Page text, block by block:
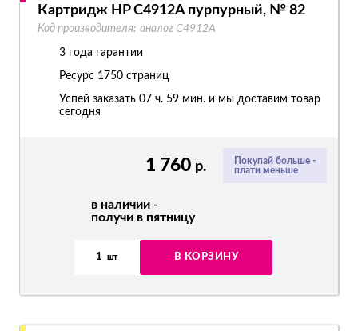
Покупай больше -
плати меньше
1 760 р.
в наличии -
получи в пятницу
1 шт В КОРЗИНУ
Картридж HP C4912A пурпурный, № 82
Код производителя: аналог C4912A
3 года гарантии
Ресурс 1750 страниц
Успей заказать 07 ч. 59 мин. и мы доставим товар
сегодня